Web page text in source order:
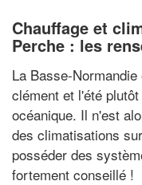
Chauffage et
Perche : les
La Basse-
clément et l'été
océanique. Il n'est
des climatisations
posséder des
fortement conseillé !